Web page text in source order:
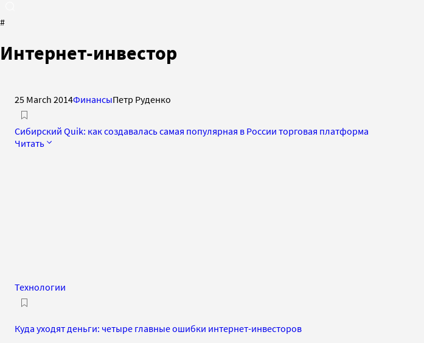
#
Интернет-инвестор
25 March 2014ФинансыПетр Руденко
Сибирский Quik: как создавалась самая популярная в России торговая платформа
Читать
Технологии
Куда уходят деньги: четыре главные ошибки интернет-инвесторов